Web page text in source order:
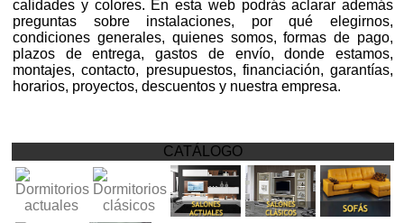
calidades y colores. En esta web podrás aclarar además
preguntas sobre instalaciones, por qué elegirnos,
condiciones generales, quienes somos, formas de pago,
plazos de entrega, gastos de envío, donde estamos,
montajes, contacto, presupuestos, financiación, garantías,
horarios, proyectos, descuentos y nuestra empresa.
CATÁLOGO